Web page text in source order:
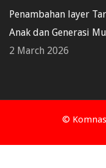
Penambahan layer
Anak dan Generasi
2 March 2026
©